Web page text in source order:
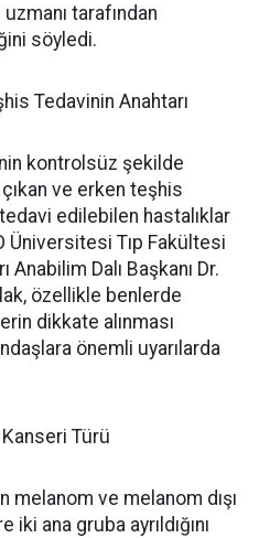
tarafından
söyledi.
Tedavinin Anahtarı
kontrolsüz şekilde
ve erken teşhis
edilebilen hastalıklar
Üniversitesi Tıp Fakültesi
Anabilim Dalı Başkanı Dr.
özellikle benlerde
dikkate alınması
önemli uyarılarda
Türü
melanom ve melanom dışı
ana gruba ayrıldığını